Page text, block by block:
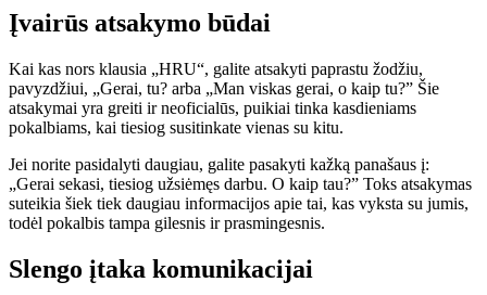
Įvairūs atsakymo būdai
Kai kas nors klausia „HRU“, galite atsakyti paprastu žodžiu,
pavyzdžiui, „Gerai, tu? arba „Man viskas gerai, o kaip tu?” Šie
atsakymai yra greiti ir neoficialūs, puikiai tinka kasdieniams
pokalbiams, kai tiesiog susitinkate vienas su kitu.
Jei norite pasidalyti daugiau, galite pasakyti kažką panašaus į:
„Gerai sekasi, tiesiog užsiėmęs darbu. O kaip tau?” Toks atsakymas
suteikia šiek tiek daugiau informacijos apie tai, kas vyksta su jumis,
todėl pokalbis tampa gilesnis ir prasmingesnis.
Slengo įtaka komunikacijai